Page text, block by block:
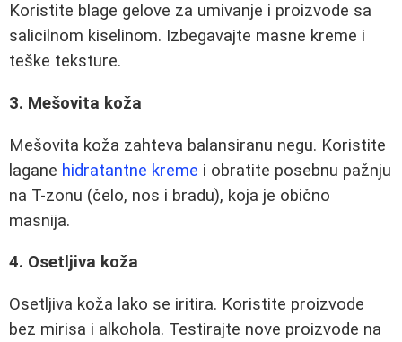
Koristite blage gelove za umivanje i proizvode sa
salicilnom kiselinom. Izbegavajte masne kreme i
teške teksture.
3. Mešovita koža
Mešovita koža zahteva balansiranu negu. Koristite
lagane hidratantne kreme i obratite posebnu pažnju
na T-zonu (čelo, nos i bradu), koja je obično
masnija.
4. Osetljiva koža
Osetljiva koža lako se iritira. Koristite proizvode
bez mirisa i alkohola. Testirajte nove proizvode na